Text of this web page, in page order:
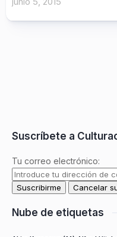
Suscríbete a
Tu correo electrónico:
Nube de etiquetas